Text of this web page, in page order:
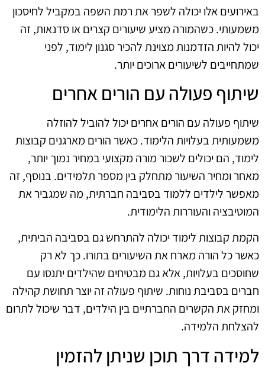
באירועים אלו יכולה לשפר את רמת השפה במקביל לחיסכון
משמעותי. כשהמורה מציע שיעורים קצרים או סדנאות, זה
יכול להיות הזדמנות מצוינת להכיר סגנון לימוד, לפני
שמתחייבים לשיעורים ארוכים יותר.
שיתוף פעולה עם הורים אחרים
שיתוף פעולה עם הורים אחרים יכול להוביל להוזלה
משמעותית בעלויות הלימוד. כאשר הורים מארגנים קבוצות
לימוד, הם יכולים לשכור מורה מקצועי במחיר נמוך יותר,
מאחר ומחיר השיעור מתחלק בין מספר תלמידים. בנוסף, זה
מאפשר לילדים ללמוד בסביבה חברתית, מה שמגביר את
המוטיבציה והעוררות הלימודית.
הקמת קבוצות לימוד יכולה להתרחש גם בסביבה הביתית,
כאשר כל הורה מארח את השיעורים בתורו. כך לא רק
שחוסכים בעלויות, אלא גם מבטיחים שהילדים יתנסו עם
חברים בסביבת נוחות. שיתוף פעולה זה יוצר תחושת קהילה
ומחזק את הקשרים החברתיים בין הילדים, דבר שיכול לתרום
להצלחת הלמידה.
למידה דרך תוכן שניתן להזמין